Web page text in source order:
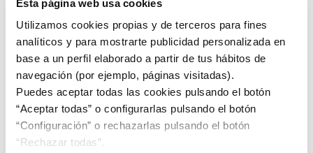
Esta página web usa cookies
Utilizamos cookies propias y de terceros para fines
analíticos y para mostrarte publicidad personalizada en
base a un perfil elaborado a partir de tus hábitos de
navegación (por ejemplo, páginas visitadas).
Puedes aceptar todas las cookies pulsando el botón
“Aceptar todas” o configurarlas pulsando el botón
“Configuración” o rechazarlas pulsando el botón
“Rechazar todas”.
Nuevo acuerdo con ENVALORA
La Federación Española de la Recuperación y el
Reciclaje (FER) y ENVALORA firmaron un nuevo
Acuerdo Marco de colaboración para potenciar la